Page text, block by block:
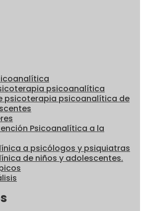
psicoanalítica
psicoterapia psicoanalítica de
Psicoanalítica a la
a psicólogos y psiquiatras
de niños y adolescentes.